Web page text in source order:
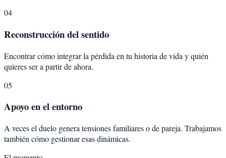
04
Reconstrucción del sentido
Encontrar cómo integrar la pérdida en tu historia de vida y quién
quieres ser a partir de ahora.
05
Apoyo en el entorno
A veces el duelo genera tensiones familiares o de pareja. Trabajamos
también cómo gestionar esas dinámicas.